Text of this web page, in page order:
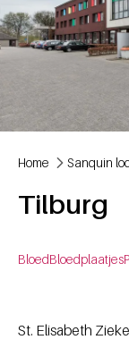
Home Sanquin
Tilburg
BloedBloedplaatjes
St. Elisabeth